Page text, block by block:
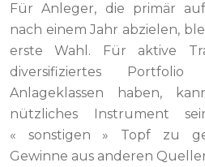
Für Anleger, die primär
nach einem Jahr abzielen,
erste Wahl. Für aktive
diversifiziertes Portfolio
Anlageklassen haben,
nützliches Instrument
« sonstigen » Topf zu
Gewinne aus anderen